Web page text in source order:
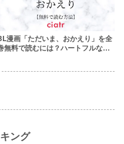
漫画「ただいま、おかえり」を全
無料で読むには？ハートフルなオ
ング